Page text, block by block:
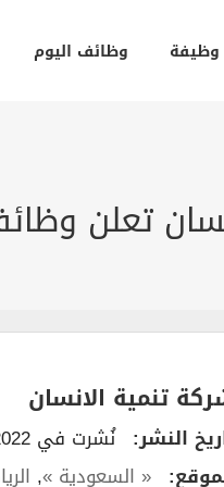
وظيفة وظائف اليوم
تعلن
تنمية الانسان
النشر: نُشرت في 12/01/2022
« السعودية »,